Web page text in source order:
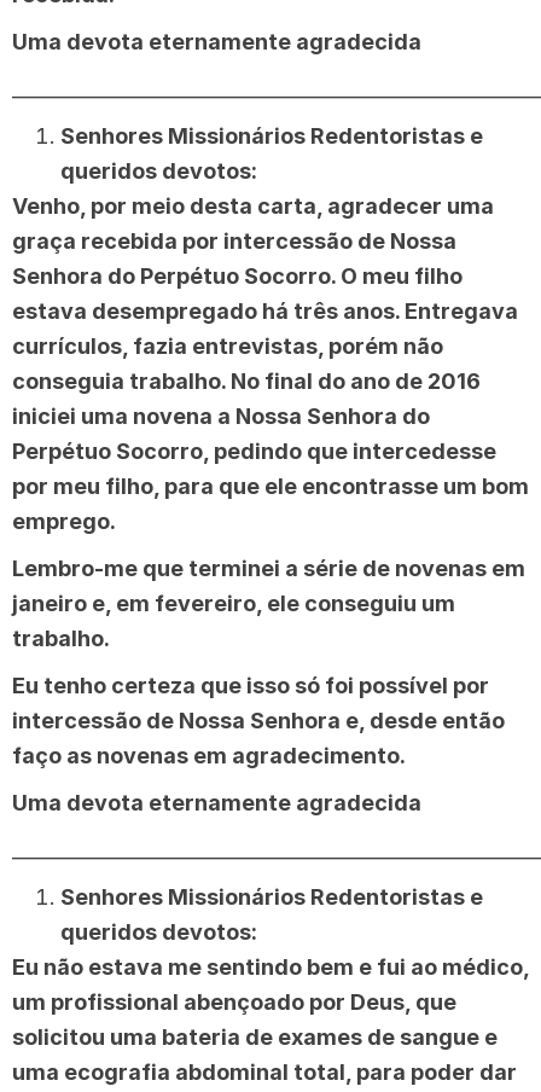
Uma devota eternamente agradecida
Senhores Missionários Redentoristas e
queridos devotos:
Venho, por meio desta carta, agradecer uma
graça recebida por intercessão de Nossa
Senhora do Perpétuo Socorro. O meu filho
estava desempregado há três anos. Entregava
currículos, fazia entrevistas, porém não
conseguia trabalho. No final do ano de 2016
iniciei uma novena a Nossa Senhora do
Perpétuo Socorro, pedindo que intercedesse
por meu filho, para que ele encontrasse um bom
emprego.
Lembro-me que terminei a série de novenas em
janeiro e, em fevereiro, ele conseguiu um
trabalho.
Eu tenho certeza que isso só foi possível por
intercessão de Nossa Senhora e, desde então
faço as novenas em agradecimento.
Uma devota eternamente agradecida
Senhores Missionários Redentoristas e
queridos devotos:
Eu não estava me sentindo bem e fui ao médico,
um profissional abençoado por Deus, que
solicitou uma bateria de exames de sangue e
uma ecografia abdominal total, para poder dar